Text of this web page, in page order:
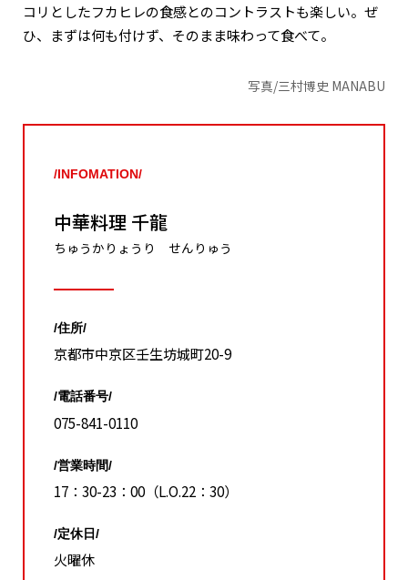
コリとしたフカヒレの食感とのコントラストも楽しい。ぜ
ひ、まずは何も付けず、そのまま味わって食べて。
写真/三村博史 MANABU
/INFOMATION/
中華料理 千龍
ちゅうかりょうり せんりゅう
/住所/
京都市中京区壬生坊城町20-9
/電話番号/
075-841-0110
/営業時間/
17：30-23：00（L.O.22：30）
/定休日/
火曜休